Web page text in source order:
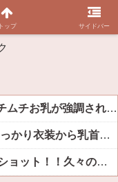
【画像】 吉川愛さん(26)、縛られてムチムチお乳が強調されてしまう
【動画】 女子アナさん、ノーブラでうっかり衣装から乳首が透けてしまう放送事故ｗｗｗ
女優・森日菜美、雑誌グラビアの水着ショット！！久々の姿にファン悶絶ｗｗ
トップ サイドバー